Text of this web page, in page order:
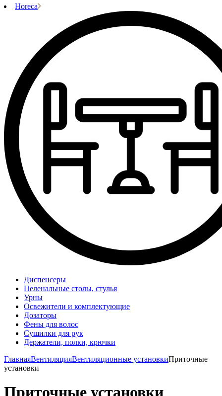
Horeca
Диспенсеры
Пеленальные столы, стулья
Урны
Освежители и комплектующие
Дозаторы
Фены для волос
Сушилки для рук
Держатели, полки, крючки
ГлавнаяВентиляцияВентиляционные установкиПриточные
установки
Приточные установки